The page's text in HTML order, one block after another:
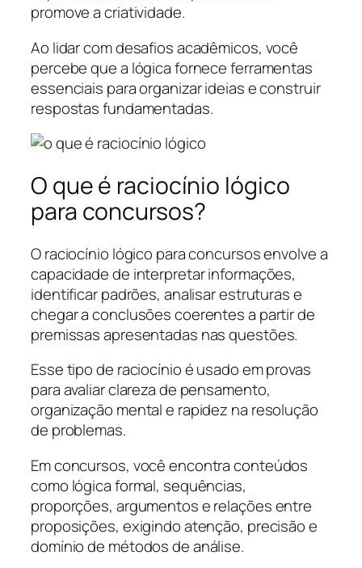
promove a criatividade.
Ao lidar com desafios acadêmicos, você
percebe que a lógica fornece ferramentas
essenciais para organizar ideias e construir
respostas fundamentadas.
O que é raciocínio lógico
para concursos?
O raciocínio lógico para concursos envolve a
capacidade de interpretar informações,
identificar padrões, analisar estruturas e
chegar a conclusões coerentes a partir de
premissas apresentadas nas questões.
Esse tipo de raciocínio é usado em provas
para avaliar clareza de pensamento,
organização mental e rapidez na resolução
de problemas.
Em concursos, você encontra conteúdos
como lógica formal, sequências,
proporções, argumentos e relações entre
proposições, exigindo atenção, precisão e
domínio de métodos de análise.